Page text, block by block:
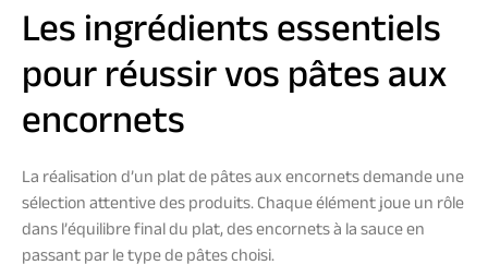
Les ingrédients essentiels
pour réussir vos pâtes aux
encornets
La réalisation d’un plat de pâtes aux encornets demande une
sélection attentive des produits. Chaque élément joue un rôle
dans l’équilibre final du plat, des encornets à la sauce en
passant par le type de pâtes choisi.